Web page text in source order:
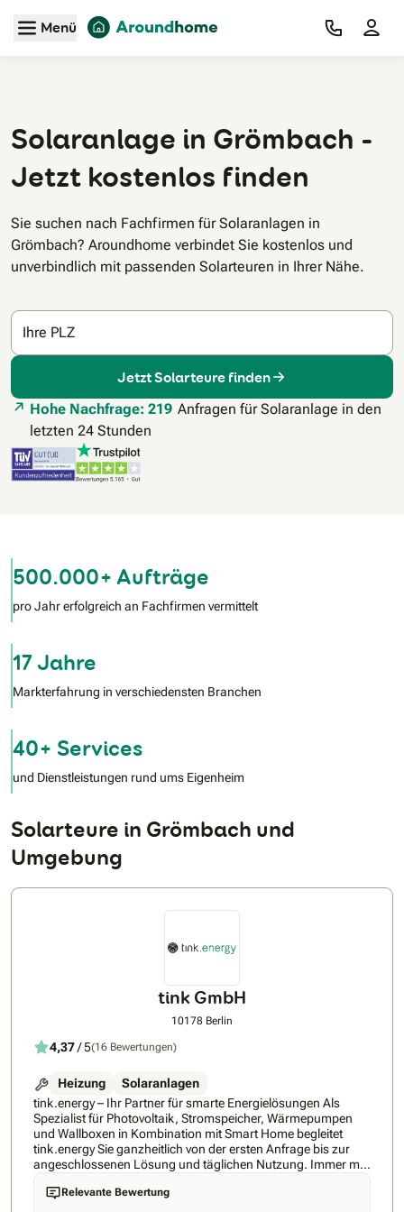
Zum Hauptinhalt
Menü
Solaranlage in Grömbach -
Jetzt kostenlos finden
Sie suchen nach Fachfirmen für Solaranlagen in
Grömbach? Aroundhome verbindet Sie kostenlos und
unverbindlich mit passenden Solarteuren in Ihrer Nähe.
Ihre PLZ
Jetzt Solarteure finden
Hohe Nachfrage: 219 Anfragen für Solaranlage in den
letzten 24 Stunden
500.000+ Aufträge
pro Jahr erfolgreich an Fachfirmen vermittelt
17 Jahre
Markterfahrung in verschiedensten Branchen
40+ Services
und Dienstleistungen rund ums Eigenheim
Solarteure in Grömbach und
Umgebung
tink GmbH
10178 Berlin
4,37/ 5(16 Bewertungen)
Heizung
Solaranlagen
tink.energy – Ihr Partner für smarte Energielösungen Als
Spezialist für Photovoltaik, Stromspeicher, Wärmepumpen
und Wallboxen in Kombination mit Smart Home begleitet
tink.energy Sie ganzheitlich von der ersten Anfrage bis zur
angeschlossenen Lösung und täglichen Nutzung. Immer mit
dem Anspruch, höchste Qualität mit regionaler Expertise zu
verbinden – für eine Lösung, die langfristig Ihre Energiekosten
Relevante Bewertung